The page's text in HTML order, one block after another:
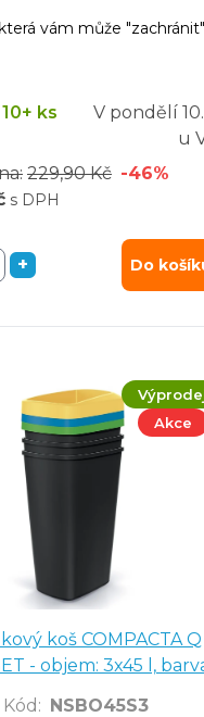
čističe
x 10 cm
m - 12 ks
displejem
vám může "zachránit"
ks V pondělí
u
229,90 Kč -46%
s DPH
+ Do
Akce
koš COMPACTA Q
- objem: 3x45 l,
Kód : NSBO45S3